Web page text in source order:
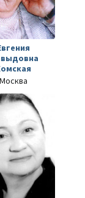
Москва